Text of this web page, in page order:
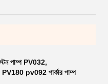
পাম্প PV032,
PV180 pv092 পার্কার পাম্প